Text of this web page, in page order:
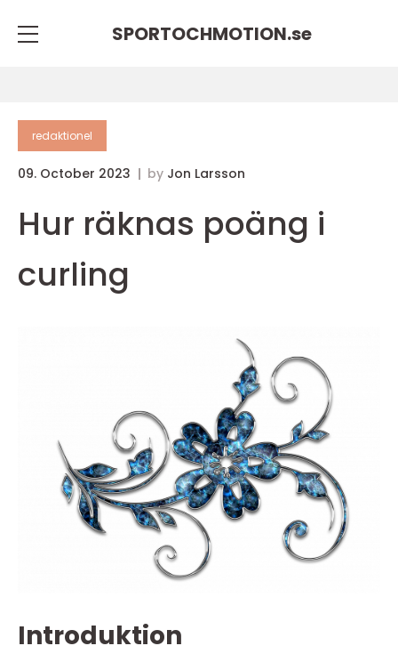
SPORTOCHMOTION.se
redaktionel
09. October 2023 by Jon Larsson
Hur räknas poäng i
curling
Introduktion